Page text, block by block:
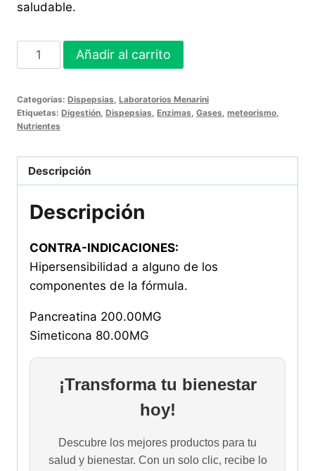
saludable.
ESPASMO
DIGESTOMEN
Comprimidos
cantidad
Añadir al carrito
Categorías: Dispepsias Laboratorios Menarini
Etiquetas: Digestión Dispepsias Enzimas Gases meteorismo
Nutrientes
Descripción
Descripción
CONTRA-INDICACIONES:
Hipersensibilidad a alguno de los
componentes de la fórmula.
Pancreatina 200.00MG
Simeticona 80.00MG
¡Transforma tu bienestar
hoy!
Descubre los mejores productos para tu
salud y bienestar. Con un solo clic, recibe lo